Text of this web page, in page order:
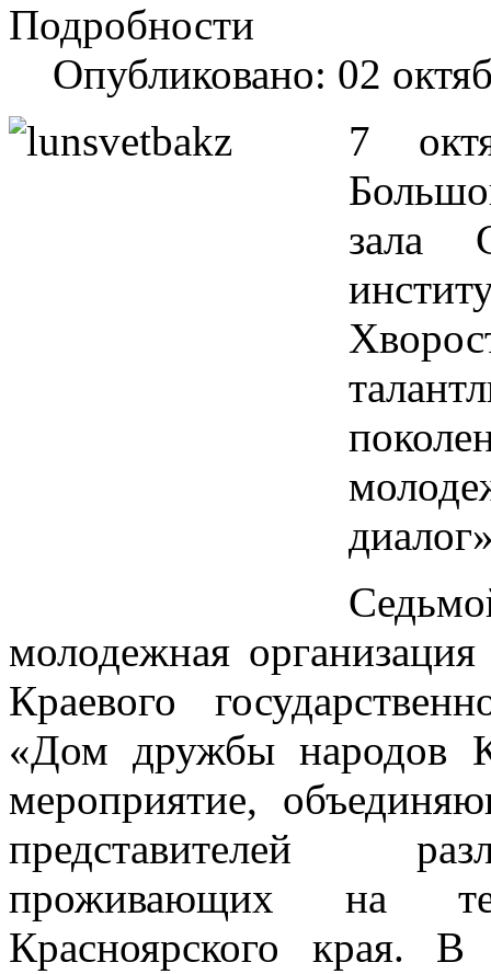
Подробности
Опубликовано: 02
7
зала
молодежная
Краевого
«Дом дружбы народов
мероприятие,
представителей
проживающих на
Красноярского края.